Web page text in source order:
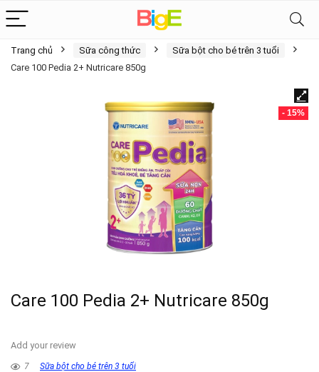
Trang chủ Sữa công thức
Sữa bột cho bé trên 3 tuổi
Care 100 Pedia 2+ Nutricare 850g
- 15%
Care 100 Pedia 2+ Nutricare 850g
Add your review
7 Sữa bột cho bé trên 3 tuổi